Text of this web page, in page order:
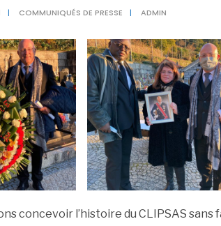
| COMMUNIQUÉS DE PRESSE | ADMIN
concevoir l’histoire du CLIPSAS